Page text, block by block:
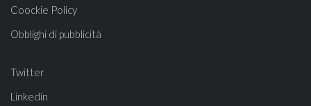
Coockie Policy
Obblighi di pubblicità
Twitter
Linkedin